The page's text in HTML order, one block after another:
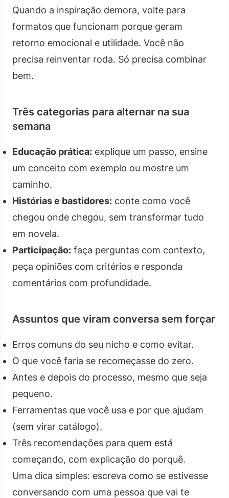
Quando a inspiração demora, volte para
formatos que funcionam porque geram
retorno emocional e utilidade. Você não
precisa reinventar roda. Só precisa combinar
bem.
Três categorias para alternar na sua
semana
Educação prática: explique um passo, ensine
um conceito com exemplo ou mostre um
caminho.
Histórias e bastidores: conte como você
chegou onde chegou, sem transformar tudo
em novela.
Participação: faça perguntas com contexto,
peça opiniões com critérios e responda
comentários com profundidade.
Assuntos que viram conversa sem forçar
Erros comuns do seu nicho e como evitar.
O que você faria se recomeçasse do zero.
Antes e depois do processo, mesmo que seja
pequeno.
Ferramentas que você usa e por que ajudam
(sem virar catálogo).
Três recomendações para quem está
começando, com explicação do porquê.
Uma dica simples: escreva como se estivesse
conversando com uma pessoa que vai te